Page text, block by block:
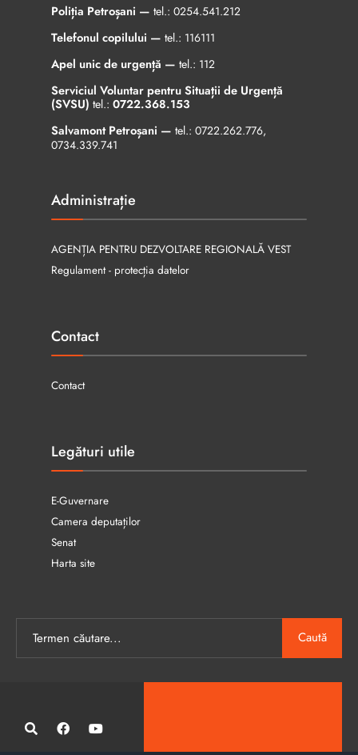
Poliția Petroșani — tel.: 0254.541.212
Telefonul copilului — tel.: 116111
Apel unic de urgență — tel.: 112
Serviciul Voluntar pentru Situații de Urgență
(SVSU) tel.: 0722.368.153
Salvamont Petroșani — tel.: 0722.262.776,
0734.339.741
Administrație
AGENȚIA PENTRU DEZVOLTARE REGIONALĂ VEST
Regulament - protecția datelor
Contact
Contact
Legături utile
E-Guvernare
Camera deputaților
Senat
Harta site
Caută